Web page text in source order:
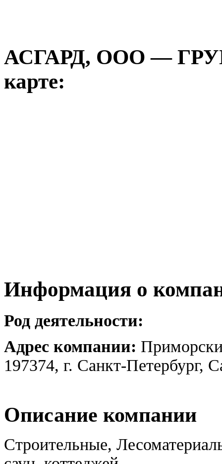
АСГАРД, ООО —
карте:
Информация о
Род деятельности:
Адрес компании:
197374, г. Санкт-Петербург,
Описание компании
Строительные,